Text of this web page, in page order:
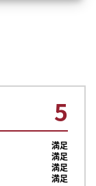
5
満足
満足
満足
満足